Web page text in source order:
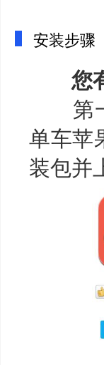
安装步骤
您
第一
单车苹
装包并